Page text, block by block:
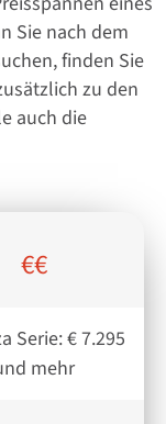
Sie nach dem
finden Sie
zu den
auch die
€€
Serie: € 7.295
mehr